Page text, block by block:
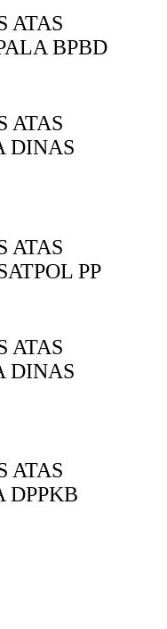
ATAS
BPBD
ATAS
DINAS
ATAS
PP
ATAS
DINAS
ATAS
DPPKB